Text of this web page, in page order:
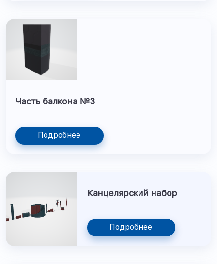
Часть балкона №3
Подробнее
Канцелярский набор
Подробнее